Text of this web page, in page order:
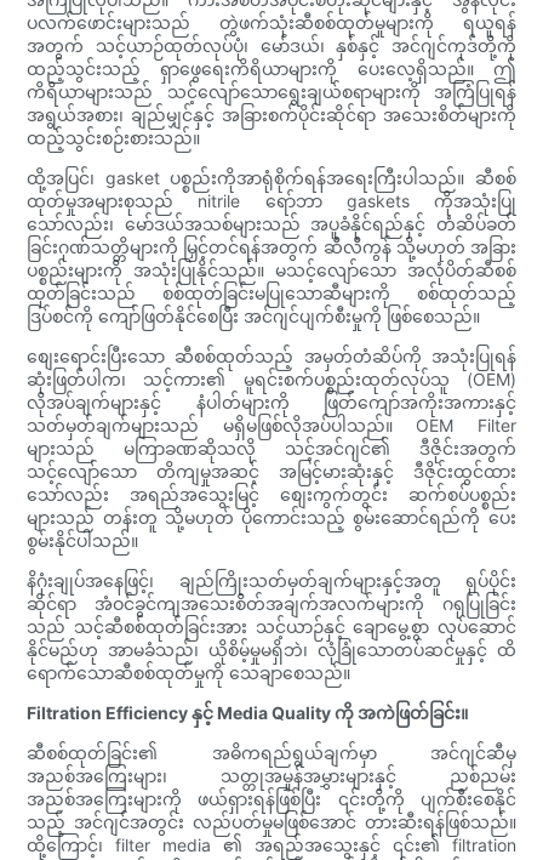
ပလက်ဖောင်းများသည် တွဲဖက်သုံးဆီစစ်ထုတ်မှုများကို ရယူရန်
အတွက် သင့်ယာဉ်ထုတ်လုပ်ပုံ၊ မော်ဒယ်၊ နှစ်နှင့် အင်ဂျင်ကုဒ်တို့ကို
ထည့်သွင်းသည့် ရှာဖွေရေးကိရိယာများကို ပေးလေ့ရှိသည်။ ဤ
ကိရိယာများသည် သင့်လျော်သောရွေးချယ်စရာများကို အကြံပြုရန်
အရွယ်အစား၊ ချည်မျှင်နှင့် အခြားစက်ပိုင်းဆိုင်ရာ အသေးစိတ်များကို
ထည့်သွင်းစဉ်းစားသည်။
ထို့အပြင်၊ gasket ပစ္စည်းကိုအာရုံစိုက်ရန်အရေးကြီးပါသည်။ ဆီစစ်
ထုတ်မှုအများစုသည် nitrile ရော်ဘာ gaskets ကိုအသုံးပြု
သော်လည်း၊ မော်ဒယ်အသစ်များသည် အပူခံနိုင်ရည်နှင့် တံဆိပ်ခတ်
ခြင်းဂုဏ်သတ္တိများကို မြှင့်တင်ရန်အတွက် ဆီလီကွန် သို့မဟုတ် အခြား
ပစ္စည်းများကို အသုံးပြုနိုင်သည်။ မသင့်လျော်သော အလုံပိတ်ဆီစစ်
ထုတ်ခြင်းသည် စစ်ထုတ်ခြင်းမပြုသောဆီများကို စစ်ထုတ်သည့်
ဒြပ်စင်ကို ကျော်ဖြတ်နိုင်စေပြီး အင်ဂျင်ပျက်စီးမှုကို ဖြစ်စေသည်။
စျေးရောင်းပြီးသော ဆီစစ်ထုတ်သည့် အမှတ်တံဆိပ်ကို အသုံးပြုရန်
ဆုံးဖြတ်ပါက၊ သင့်ကား၏ မူရင်းစက်ပစ္စည်းထုတ်လုပ်သူ (OEM)
လိုအပ်ချက်များနှင့် နံပါတ်များကို ဖြတ်ကျော်အကိုးအကားနှင့်
သတ်မှတ်ချက်များသည် မရှိမဖြစ်လိုအပ်ပါသည်။ OEM Filter
များသည် မကြာခဏဆိုသလို သင့်အင်ဂျင်၏ ဒီဇိုင်းအတွက်
သင့်လျော်သော တိကျမှုအဆင့် အမြင့်မားဆုံးနှင့် ဒီဇိုင်းထွင်ထား
သော်လည်း အရည်အသွေးမြင့် စျေးကွက်တွင်း ဆက်စပ်ပစ္စည်း
များသည် တန်းတူ သို့မဟုတ် ပိုကောင်းသည့် စွမ်းဆောင်ရည်ကို ပေး
စွမ်းနိုင်ပါသည်။
နိဂုံးချုပ်အနေဖြင့်၊ ချည်ကြိုးသတ်မှတ်ချက်များနှင့်အတူ ရုပ်ပိုင်း
ဆိုင်ရာ အံဝင်ခွင်ကျအသေးစိတ်အချက်အလက်များကို ဂရုပြုခြင်း
သည် သင့်ဆီစစ်ထုတ်ခြင်းအား သင့်ယာဉ်နှင့် ချောမွေ့စွာ လုပ်ဆောင်
နိုင်မည်ဟု အာမခံသည်၊ ယိုစိမ့်မှုမရှိဘဲ၊ လုံခြုံသောတပ်ဆင်မှုနှင့် ထိ
ရောက်သောဆီစစ်ထုတ်မှုကို သေချာစေသည်။
Filtration Efficiency နှင့် Media Quality ကို အကဲဖြတ်ခြင်း။
ဆီစစ်ထုတ်ခြင်း၏ အဓိကရည်ရွယ်ချက်မှာ အင်ဂျင်ဆီမှ
အညစ်အကြေးများ၊ သတ္တုအမှုန်အမွှားများနှင့် ညစ်ညမ်း
အညစ်အကြေးများကို ဖယ်ရှားရန်ဖြစ်ပြီး ၎င်းတို့ကို ပျက်စီးစေနိုင်
သည့် အင်ဂျင်အတွင်း လည်ပတ်မှုမဖြစ်အောင် တားဆီးရန်ဖြစ်သည်။
ထို့ကြောင့်၊ filter media ၏ အရည်အသွေးနှင့် ၎င်း၏ filtration